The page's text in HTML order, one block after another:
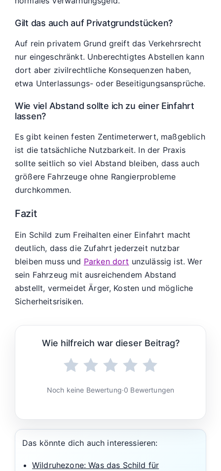
Gilt das auch auf Privatgrundstücken?
Auf rein privatem Grund greift das Verkehrsrecht
nur eingeschränkt. Unberechtigtes Abstellen kann
dort aber zivilrechtliche Konsequenzen haben,
etwa Unterlassungs- oder Beseitigungsansprüche.
Wie viel Abstand sollte ich zu einer Einfahrt
lassen?
Es gibt keinen festen Zentimeterwert, maßgeblich
ist die tatsächliche Nutzbarkeit. In der Praxis
sollte seitlich so viel Abstand bleiben, dass auch
größere Fahrzeuge ohne Rangierprobleme
durchkommen.
Fazit
Ein Schild zum Freihalten einer Einfahrt macht
deutlich, dass die Zufahrt jederzeit nutzbar
bleiben muss und Parken dort unzulässig ist. Wer
sein Fahrzeug mit ausreichendem Abstand
abstellt, vermeidet Ärger, Kosten und mögliche
Sicherheitsrisiken.
Wie hilfreich war dieser Beitrag?
Noch keine Bewertung·0 Bewertungen
Das könnte dich auch interessieren:
Wildruhezone: Was das Schild für